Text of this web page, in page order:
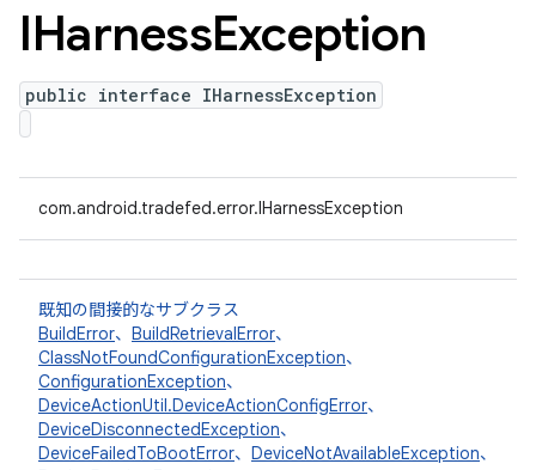
IHarnessException
public interface IHarnessException
com.android.tradefed.error.IHarnessException
既知の間接的なサブクラス
BuildError、 BuildRetrievalError、
ClassNotFoundConfigurationException、
ConfigurationException、
DeviceActionUtil.DeviceActionConfigError、
DeviceDisconnectedException、
DeviceFailedToBootError、 DeviceNotAvailableException、